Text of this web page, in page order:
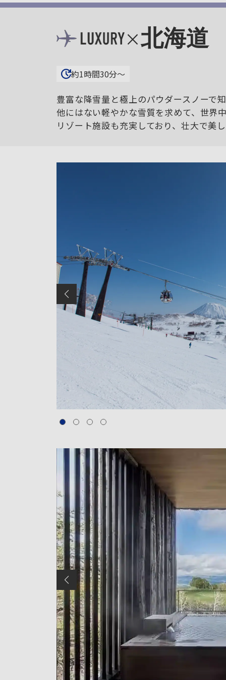
×北海道
約1時間30分〜
豊富な降雪量と極上のパウダースノーで
他にはない軽やかな雪質を求めて、世界
リゾート施設も充実しており、壮大で美